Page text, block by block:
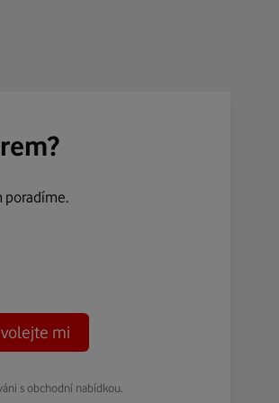
poradíme.
mi
s obchodní nabídkou.